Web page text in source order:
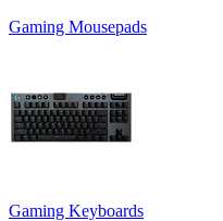
Gaming Mousepads
Gaming Keyboards